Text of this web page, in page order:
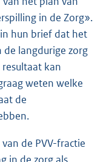
in de Zorg».
hun brief dat het
langdurige zorg
kan
weten welke
de
de PVV-fractie